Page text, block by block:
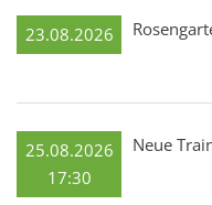
23.08.2026
25.08.2026
17:30
Neue